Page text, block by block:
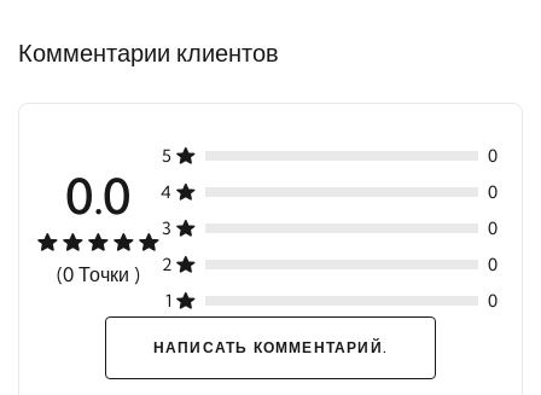
Комментарии клиентов
0.0
(0 Точки )
5
0
4
0
3
0
2
0
1
0
НАПИСАТЬ КОММЕНТАРИЙ.